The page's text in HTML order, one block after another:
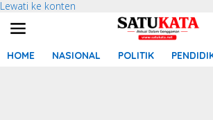
Lewati ke konten
HOME NASIONAL POLITIK